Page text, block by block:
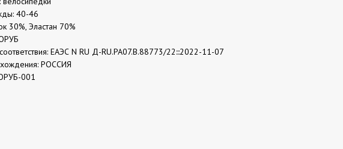
40-46
30%, Эластан 70%
ЕАЭС N RU Д-RU.РА07.В.88773/22:::2022-11-07
РОССИЯ
001